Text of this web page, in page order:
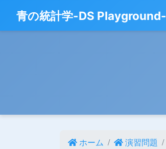
青の統計学-DS Playground-
ホーム 演習問題